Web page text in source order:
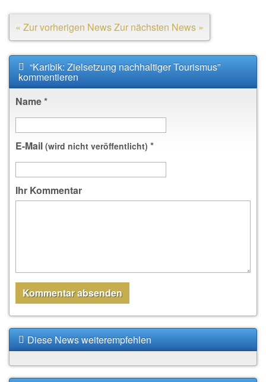
« Zur vorherigen NewsZur nächsten News »
“Karibik: Zielsetzung nachhaltiger Tourismus”
kommentieren
Name*
E-Mail (wird nicht veröffentlicht) *
Ihr Kommentar
Diese News weiterempfehlen